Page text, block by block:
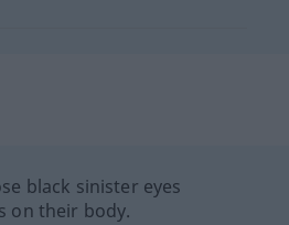
black sinister eyes
on their body.